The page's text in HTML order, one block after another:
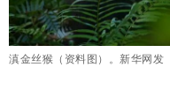
滇金丝猴（资料图）。新华网发